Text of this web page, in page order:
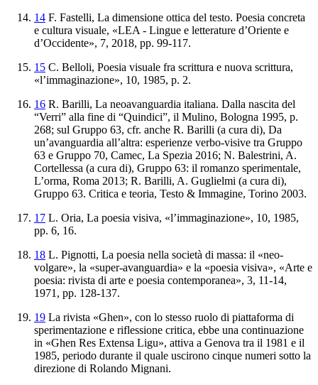
14 F. Fastelli, La dimensione ottica del testo. Poesia concreta
e cultura visuale, «LEA - Lingue e letterature d’Oriente e
d’Occidente», 7, 2018, pp. 99-117.
15 C. Belloli, Poesia visuale fra scrittura e nuova scrittura,
«l’immaginazione», 10, 1985, p. 2.
16 R. Barilli, La neoavanguardia italiana. Dalla nascita del
“Verri” alla fine di “Quindici”, il Mulino, Bologna 1995, p.
268; sul Gruppo 63, cfr. anche R. Barilli (a cura di), Da
un’avanguardia all’altra: esperienze verbo-visive tra Gruppo
63 e Gruppo 70, Camec, La Spezia 2016; N. Balestrini, A.
Cortellessa (a cura di), Gruppo 63: il romanzo sperimentale,
L’orma, Roma 2013; R. Barilli, A. Guglielmi (a cura di),
Gruppo 63. Critica e teoria, Testo & Immagine, Torino 2003.
17 L. Oria, La poesia visiva, «l’immaginazione», 10, 1985,
pp. 6, 16.
18 L. Pignotti, La poesia nella società di massa: il «neo-
volgare», la «super-avanguardia» e la «poesia visiva», «Arte e
poesia: rivista di arte e poesia contemporanea», 3, 11-14,
1971, pp. 128-137.
19 La rivista «Ghen», con lo stesso ruolo di piattaforma di
sperimentazione e riflessione critica, ebbe una continuazione
in «Ghen Res Extensa Ligu», attiva a Genova tra il 1981 e il
1985, periodo durante il quale uscirono cinque numeri sotto la
direzione di Rolando Mignani.